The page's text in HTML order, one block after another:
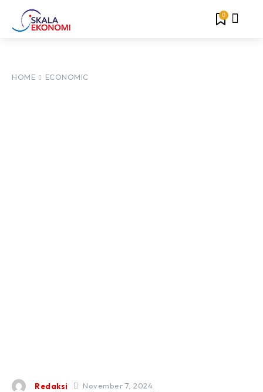
0
HOME ECONOMIC
Redaksi November 7, 2024